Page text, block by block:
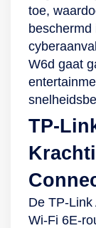
toe,
beschermd
W6d gaat
TP-
De TP-Link
Wi-Fi 6E-